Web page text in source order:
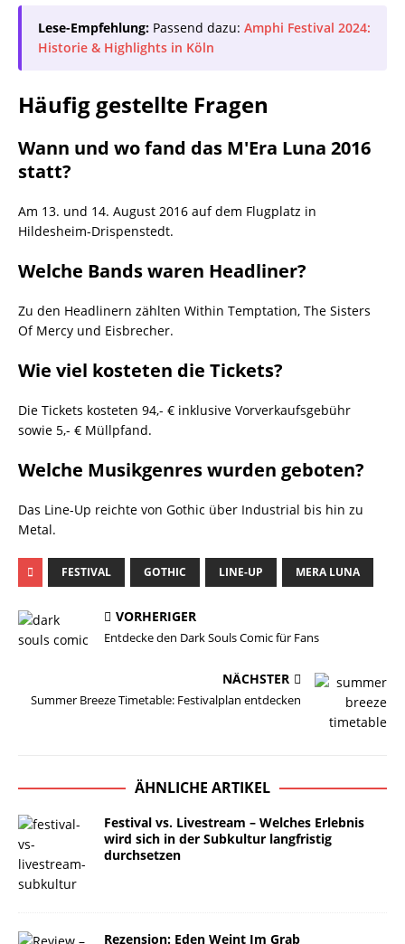
Lese-Empfehlung: Passend dazu: Amphi Festival 2024:
Historie & Highlights in Köln
Häufig gestellte Fragen
Wann und wo fand das M'Era Luna 2016
statt?
Am 13. und 14. August 2016 auf dem Flugplatz in
Hildesheim-Drispenstedt.
Welche Bands waren Headliner?
Zu den Headlinern zählten Within Temptation, The Sisters
Of Mercy und Eisbrecher.
Wie viel kosteten die Tickets?
Die Tickets kosteten 94,- € inklusive Vorverkaufsgebühr
sowie 5,- € Müllpfand.
Welche Musikgenres wurden geboten?
Das Line-Up reichte von Gothic über Industrial bis hin zu
Metal.
FESTIVAL GOTHIC LINE-UP MERA LUNA
VORHERIGER
Entdecke den Dark Souls Comic für Fans
NÄCHSTER
Summer Breeze Timetable: Festivalplan entdecken
ÄHNLICHE ARTIKEL
Festival vs. Livestream – Welches Erlebnis
wird sich in der Subkultur langfristig
durchsetzen
Rezension: Eden Weint Im Grab